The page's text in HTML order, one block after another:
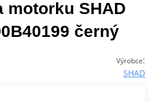
motorku SHAD
černý
Výrobce:
SHAD